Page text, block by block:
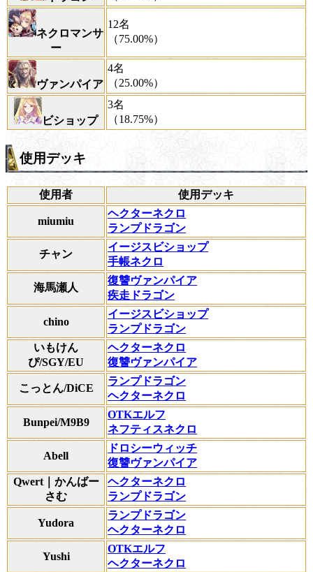
ネクロマンサ
ー
12名
（75.00%）
ヴァンパイア
4名
（25.00%）
ビショップ
3名
（18.75%）
使用デッキ
使用者 使用デッキ
miumiu
ヘクターネクロ
ランプドラゴン
チャン
イージスビショップ
手帳ネクロ
海馬瀬人
復讐ヴァンパイア
疾走ドラゴン
chino
イージスビショップ
ランプドラゴン
いもけん
ぴ/SGY/EU
ヘクターネクロ
復讐ヴァンパイア
こっとん/DiCE
ランプドラゴン
ヘクターネクロ
Bunpei/M9B9
OTKエルフ
ネフティスネクロ
Abell
ドロシーウィッチ
復讐ヴァンパイア
Qwert｜かんばー
さむ
ヘクターネクロ
ランプドラゴン
Yudora
ランプドラゴン
ヘクターネクロ
Yushi
OTKエルフ
ヘクターネクロ